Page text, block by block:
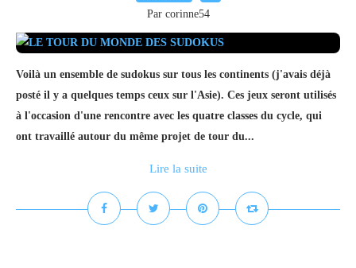
Par corinne54
Voilà un ensemble de sudokus sur tous les continents (j'avais déjà
posté il y a quelques temps ceux sur l'Asie). Ces jeux seront utilisés
à l'occasion d'une rencontre avec les quatre classes du cycle, qui
ont travaillé autour du même projet de tour du...
Lire la suite